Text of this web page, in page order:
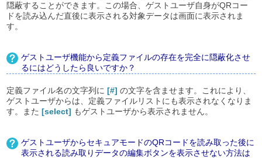
隠蔽することができます。この場合、ゲストユーザ自身がQRコー
ドを読み込んだ直後に表示される対象データは画面に表示されま
す。
ゲストユーザ機能から定義ファイルの存在を完全に隠蔽化させ
るにはどうしたら良いですか？
定義ファイル名の文字列に [#]の文字を含ませます。これにより、
ゲストユーザからは、定義ファイルリストにも表示されなくなりま
す。また [select] もゲストユーザから表示されません。
ゲストユーザからセキュアモードのQRコードを読み取った後に
表示される読み取りデータの編集ボタンを表示させない方法は